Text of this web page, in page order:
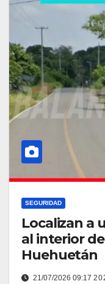
SEGURIDAD
Localizan a
al interior
Huehuetán
21/07/2026 09:17